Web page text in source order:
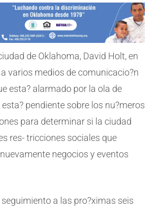
de Oklahoma, David Holt, en
varios medios de comunicacio?n
esta? alarmado por la ola de
pendiente sobre los nu?meros
para determinar si la ciudad
res- tricciones sociales que
negocios y eventos
seguimiento a las pro?ximas seis